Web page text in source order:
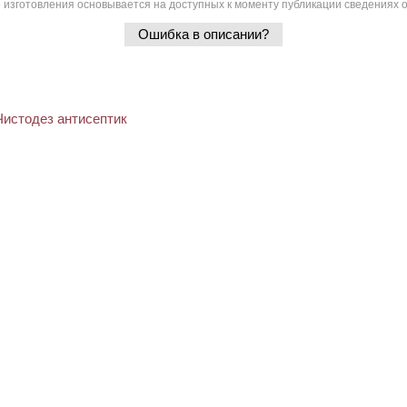
основывается на доступных к моменту публикации сведениях
Ошибка в описании?